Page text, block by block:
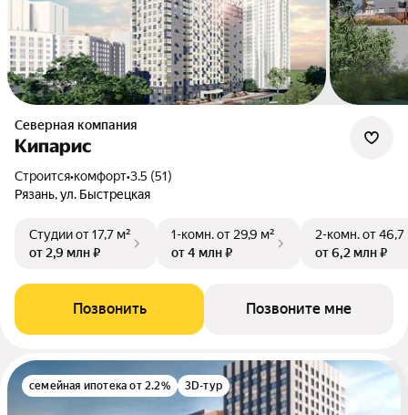
Северная компания
Кипарис
Строится•комфорт•3.5 (51)
Рязань, ул. Быстрецкая
Студииот 17,7 м²
от 2,9 млн ₽
1-комн.от 29,9 м²
от 4 млн ₽
2-комн.от 46,7
от 6,2 млн ₽
Позвонить Позвоните мне
семейная ипотека от 2.2% 3D-тур